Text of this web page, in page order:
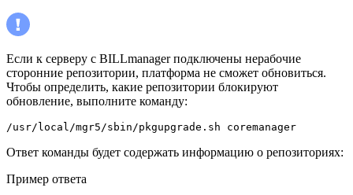
Если к серверу с BILLmanager подключены нерабочие
сторонние репозитории, платформа не сможет обновиться.
Чтобы определить, какие репозитории блокируют
обновление, выполните команду:
/usr/local/mgr5/sbin/pkgupgrade.sh coremanager
Ответ команды будет содержать информацию о репозиториях:
Пример ответа